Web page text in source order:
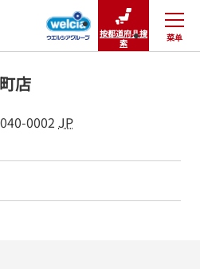
按都道府县搜
索
菜单
关闭
店
040-0002 JP